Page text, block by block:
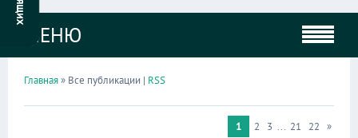
МЕНЮ
Главная» Все публикации | RSS
1 2 3 ... 21 22 »